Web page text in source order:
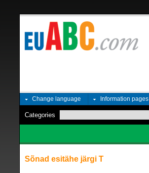
Change language Information pages
Categories
Sõnad esitähe järgi T